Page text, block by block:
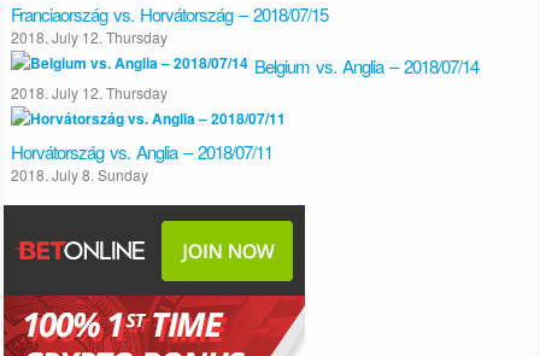
Franciaország vs. Horvátország – 2018/07/15
2018. July 12. Thursday
Belgium vs. Anglia – 2018/07/14
2018. July 12. Thursday
Horvátország vs. Anglia – 2018/07/11
2018. July 8. Sunday